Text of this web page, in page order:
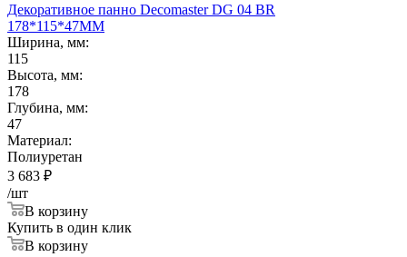
Декоративное панно Decomaster DG 04 BR
178*115*47ММ
Ширина, мм:
115
Высота, мм:
178
Глубина, мм:
47
Материал:
Полиуретан
3 683 ₽
/шт
В корзину
Купить в один клик
В корзину